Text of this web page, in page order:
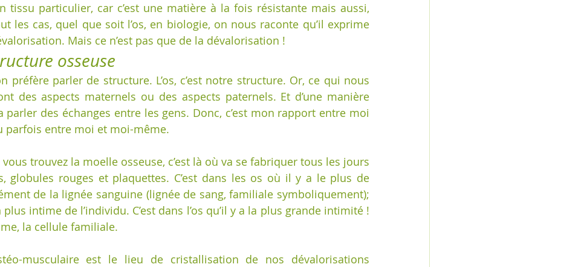
tissu particulier, car c’est une matière à la fois résistante mais aussi,
les cas, quel que soit l’os, en biologie, on nous raconte qu’il exprime
Mais ce n’est pas que de la dévalorisation !
Structure osseuse
préfère parler de structure. L’os, c’est notre structure. Or, ce qui nous
des aspects maternels ou des aspects paternels. Et d’une manière
parler des échanges entre les gens. Donc, c’est mon rapport entre moi
parfois entre moi et moi-même.
trouvez la moelle osseuse, c’est là où va se fabriquer tous les jours
globules rouges et plaquettes. C’est dans les os où il y a le plus de
de la lignée sanguine (lignée de sang, familiale symboliquement);
plus intime de l’individu. C’est dans l’os qu’il y a la plus grande intimité !
la cellule familiale.
musculaire est le lieu de cristallisation de nos dévalorisations